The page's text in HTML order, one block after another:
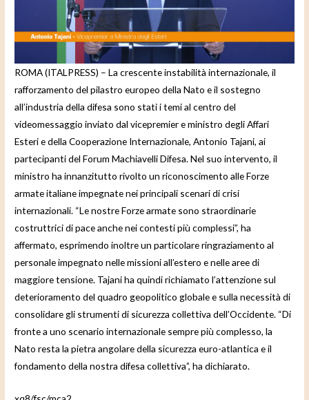
e
o
ROMA (ITALPRESS) – La crescente instabilità internazionale, il
rafforzamento del pilastro europeo della Nato e il sostegno
all’industria della difesa sono stati i temi al centro del
videomessaggio inviato dal vicepremier e ministro degli Affari
Esteri e della Cooperazione Internazionale, Antonio Tajani, ai
partecipanti del Forum Machiavelli Difesa. Nel suo intervento, il
ministro ha innanzitutto rivolto un riconoscimento alle Forze
armate italiane impegnate nei principali scenari di crisi
internazionali. “Le nostre Forze armate sono straordinarie
costruttrici di pace anche nei contesti più complessi”, ha
affermato, esprimendo inoltre un particolare ringraziamento al
personale impegnato nelle missioni all’estero e nelle aree di
maggiore tensione. Tajani ha quindi richiamato l’attenzione sul
deterioramento del quadro geopolitico globale e sulla necessità di
consolidare gli strumenti di sicurezza collettiva dell’Occidente. “Di
fronte a uno scenario internazionale sempre più complesso, la
Nato resta la pietra angolare della sicurezza euro-atlantica e il
fondamento della nostra difesa collettiva”, ha dichiarato.